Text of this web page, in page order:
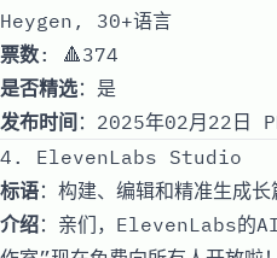
Heygen, 30+语言
票数: 🔺374
是否精选：是
发布时间 ：2025年02月22日
4. ElevenLabs Studio
标语：构建、编辑和精准生成
介绍：亲们，ElevenLabs的